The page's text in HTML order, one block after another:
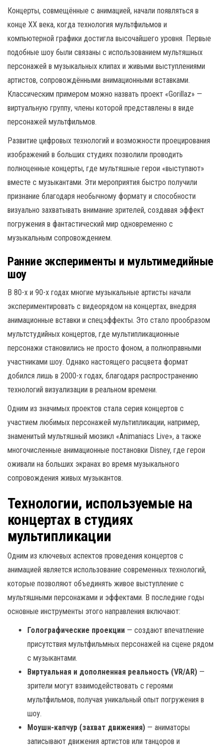
Концерты, совмещённые с анимацией, начали появляться в
конце XX века, когда технология мультфильмов и
компьютерной графики достигла высочайшего уровня. Первые
подобные шоу были связаны с использованием мультяшных
персонажей в музыкальных клипах и живыми выступлениями
артистов, сопровождёнными анимационными вставками.
Классическим примером можно назвать проект «Gorillaz» —
виртуальную группу, члены которой представлены в виде
персонажей мультфильмов.
Развитие цифровых технологий и возможности проецирования
изображений в больших студиях позволили проводить
полноценные концерты, где мультяшные герои «выступают»
вместе с музыкантами. Эти мероприятия быстро получили
признание благодаря необычному формату и способности
визуально захватывать внимание зрителей, создавая эффект
погружения в фантастический мир одновременно с
музыкальным сопровождением.
Ранние эксперименты и мультимедийные
шоу
В 80-х и 90-х годах многие музыкальные артисты начали
экспериментировать с видеорядом на концертах, внедряя
анимационные вставки и спецэффекты. Это стало прообразом
мультстудийных концертов, где мультипликационные
персонажи становились не просто фоном, а полноправными
участниками шоу. Однако настоящего расцвета формат
добился лишь в 2000-х годах, благодаря распространению
технологий визуализации в реальном времени.
Одним из значимых проектов стала серия концертов с
участием любимых персонажей мультипликации, например,
знаменитый мультяшный мюзикл «Animaniacs Live», а также
многочисленные анимационные постановки Disney, где герои
оживали на больших экранах во время музыкального
сопровождения живых музыкантов.
Технологии, используемые на
концертах в студиях
мультипликации
Одним из ключевых аспектов проведения концертов с
анимацией является использование современных технологий,
которые позволяют объединять живое выступление с
мультяшными персонажами и эффектами. В последние годы
основные инструменты этого направления включают:
Голографические проекции — создают впечатление
присутствия мультфильмных персонажей на сцене рядом
с музыкантами.
Виртуальная и дополненная реальность (VR/AR) —
зрители могут взаимодействовать с героями
мультфильмов, получая уникальный опыт погружения в
шоу.
Моушн-капчур (захват движения) — аниматоры
записывают движения артистов или танцоров и